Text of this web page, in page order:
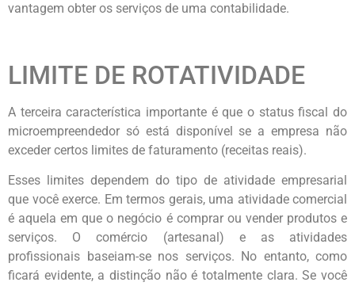
vantagem obter os serviços de uma contabilidade.
LIMITE DE ROTATIVIDADE
A terceira característica importante é que o status fiscal do
microempreendedor só está disponível se a empresa não
exceder certos limites de faturamento (receitas reais).
Esses limites dependem do tipo de atividade empresarial
que você exerce. Em termos gerais, uma atividade comercial
é aquela em que o negócio é comprar ou vender produtos e
serviços. O comércio (artesanal) e as atividades
profissionais baseiam-se nos serviços. No entanto, como
ficará evidente, a distinção não é totalmente clara. Se você